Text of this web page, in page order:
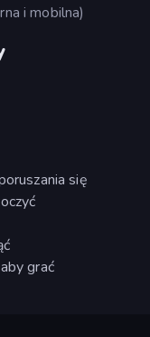
i mobilna)
się
grać